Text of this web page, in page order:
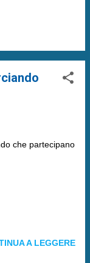
che partecipano
A LEGGERE